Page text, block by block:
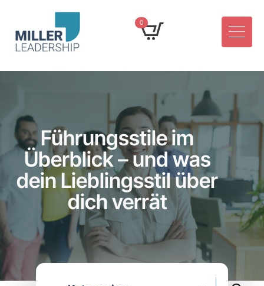
0
Führungsstile im
Überblick – und was
dein Lieblingsstil über
dich verrät